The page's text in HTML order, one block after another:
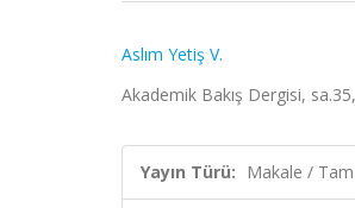
Aslım Yetiş V.
Akademik Bakış Dergisi,
Yayın Türü: Makale /